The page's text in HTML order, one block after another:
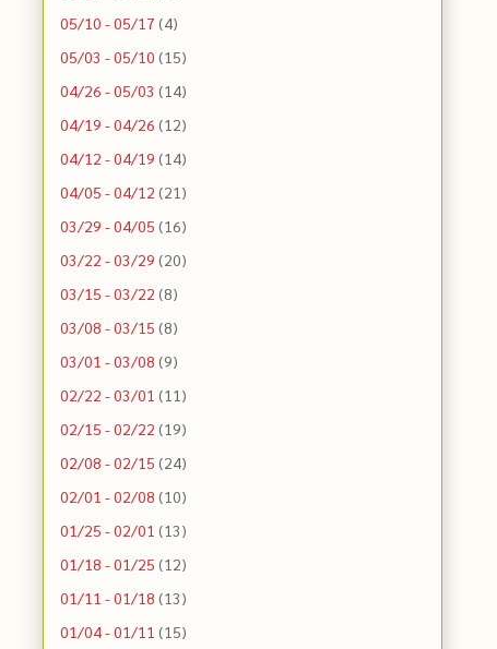
05/10 - 05/17 (4)
05/03 - 05/10 (15)
04/26 - 05/03 (14)
04/19 - 04/26 (12)
04/12 - 04/19 (14)
04/05 - 04/12 (21)
03/29 - 04/05 (16)
03/22 - 03/29 (20)
03/15 - 03/22 (8)
03/08 - 03/15 (8)
03/01 - 03/08 (9)
02/22 - 03/01 (11)
02/15 - 02/22 (19)
02/08 - 02/15 (24)
02/01 - 02/08 (10)
01/25 - 02/01 (13)
01/18 - 01/25 (12)
01/11 - 01/18 (13)
01/04 - 01/11 (15)